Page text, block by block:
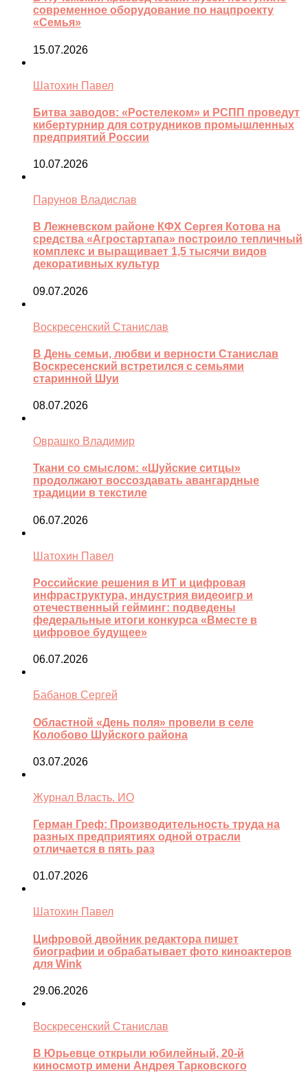
современное оборудование по нацпроекту
«Семья»
15.07.2026
Шатохин Павел
Битва заводов: «Ростелеком» и РСПП проведут
кибертурнир для сотрудников промышленных
предприятий России
10.07.2026
Парунов Владислав
В Лежневском районе КФХ Сергея Котова на
средства «Агростартапа» построило тепличный
комплекс и выращивает 1,5 тысячи видов
декоративных культур
09.07.2026
Воскресенский Станислав
В День семьи, любви и верности Станислав
Воскресенский встретился с семьями
старинной Шуи
08.07.2026
Оврашко Владимир
Ткани со смыслом: «Шуйские ситцы»
продолжают воссоздавать авангардные
традиции в текстиле
06.07.2026
Шатохин Павел
Российские решения в ИТ и цифровая
инфраструктура, индустрия видеоигр и
отечественный гейминг: подведены
федеральные итоги конкурса «Вместе в
цифровое будущее»
06.07.2026
Бабанов Сергей
Областной «День поля» провели в селе
Колобово Шуйского района
03.07.2026
Журнал Власть. ИО
Герман Греф: Производительность труда на
разных предприятиях одной отрасли
отличается в пять раз
01.07.2026
Шатохин Павел
Цифровой двойник редактора пишет
биографии и обрабатывает фото киноактеров
для Wink
29.06.2026
Воскресенский Станислав
В Юрьевце открыли юбилейный, 20-й
киносмотр имени Андрея Тарковского